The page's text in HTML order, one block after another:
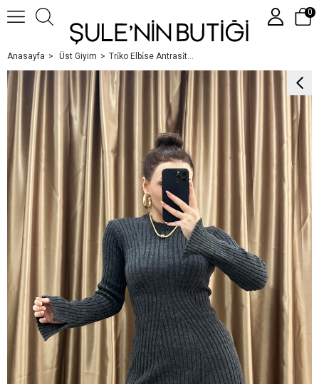
Üye Girişi
0
Anasayfa Üst Giyim Tri̇ko Elbi̇se Antrasi̇t Füme